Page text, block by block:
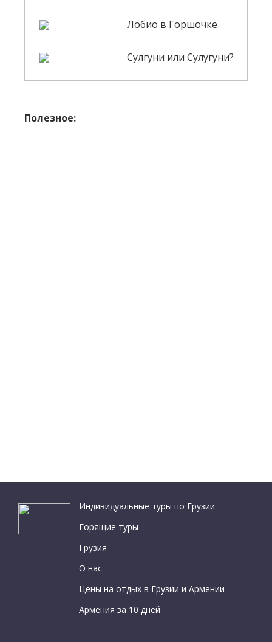
Лобио в Горшочке
Сулгуни или Сулугуни?
Полезное:
Индивидуальные туры по Грузии
Горящие туры
Грузия
О нас
Цены на отдых в Грузии и Армении
Армения за 10 дней